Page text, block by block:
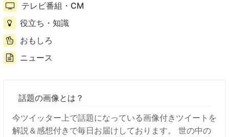
テレビ番組・CM
役立ち・知識
おもしろ
ニュース
話題の画像とは？
今ツイッター上で話題になっている画像付きツイートを
解説＆感想付きで毎日お届けしております。 世の中の